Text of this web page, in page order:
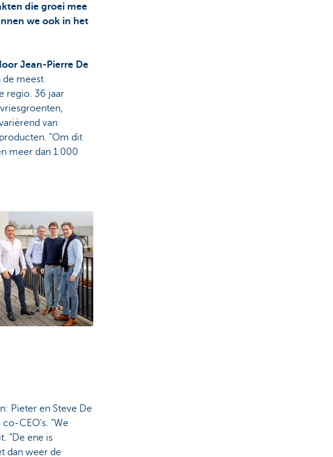
die groei mee
we ook in het
Jean-Pierre De
de meest
regio. 36 jaar
van
"Om dit
meer dan 1.000
Pieter en Steve De
CEO’s. “We
“De ene is
dan weer de